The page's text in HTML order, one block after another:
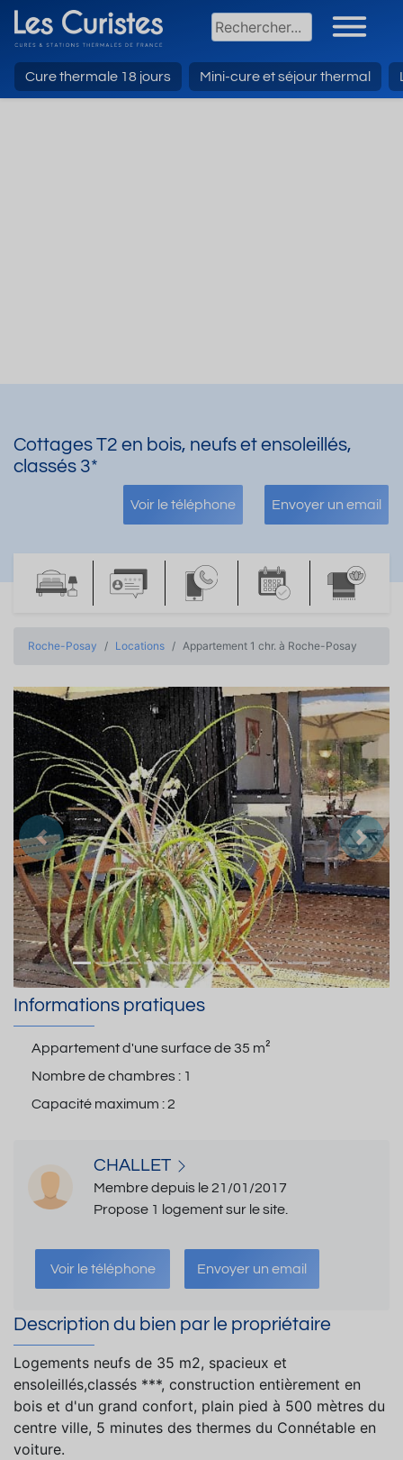
Cure thermale 18 jours Mini-cure et séjour thermal
Cottages T2 en bois, neufs et ensoleillés,
classés 3*
Voir le téléphone Envoyer un email
Roche-Posay Locations Appartement 1 chr. à Roche-Posay
Précedent
Informations pratiques
Appartement d'une surface de35 m²
Nombre de chambres : 1
Capacité maximum :2
CHALLET
Membre depuis le 21/01/2017
Propose 1 logement sur le site.
Voir le téléphone Envoyer un email
Description du bien par le propriétaire
Logements neufs de 35 m2, spacieux et
ensoleillés,classés ***, construction entièrement en
bois et d'un grand confort, plain pied à 500 mètres du
centre ville, 5 minutes des thermes du Connétable en
voiture.